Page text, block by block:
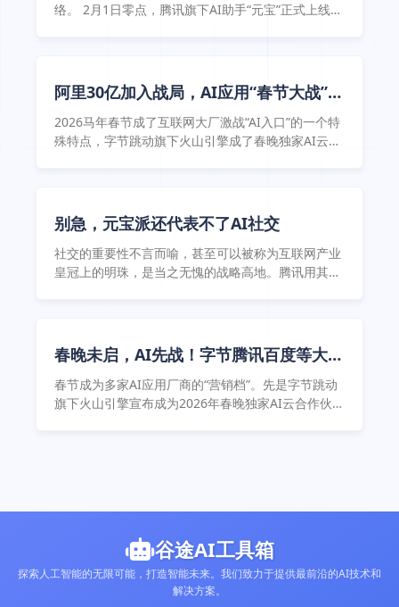
络。 2月1日零点，腾讯旗下AI助手“元宝”正式上线
阿里30亿加入战局，AI应用“春节大战”升
级
2026马年春节成了互联网大厂激战“AI入口”的一个特
殊特点，字节跳动旗下火山引擎成了春晚独家AI云合
万元的小 ...
别急，元宝派还代表不了AI社交
社交的重要性不言而喻，甚至可以被称为互联网产业
皇冠上的明珠，是当之无愧的战略高地。腾讯用其近
春晚未启，AI先战！字节腾讯百度等大厂
卡位下一代超级入口
春节成为多家AI应用厂商的“营销档”。先是字节跳动
旗下火山引擎宣布成为2026年春晚独家AI云合作伙
谷途AI工具箱
探索人工智能的无限可能，打造智能未来。我们致力于提供最前沿的AI技术和
解决方案。